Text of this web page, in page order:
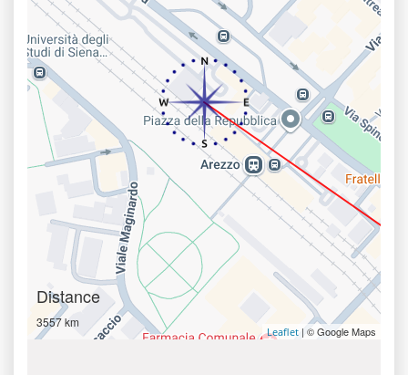
Distance
3557 km
Leaflet | © Google Maps